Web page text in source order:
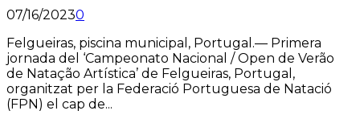
07/16/20230
Felgueiras, piscina municipal, Portugal.— Primera
jornada del ‘Campeonato Nacional / Open de Verão
de Natação Artística’ de Felgueiras, Portugal,
organitzat per la Federació Portuguesa de Natació
(FPN) el cap de...